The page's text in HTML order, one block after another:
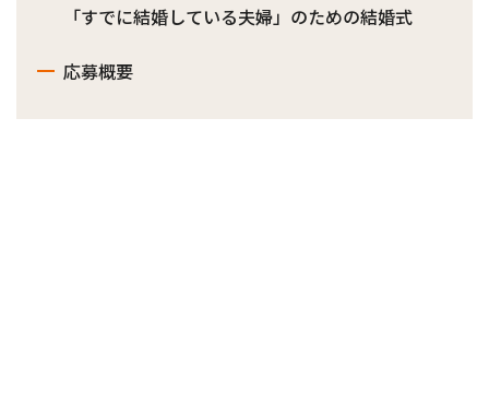
「すでに結婚している夫婦」のための結婚式
応募概要